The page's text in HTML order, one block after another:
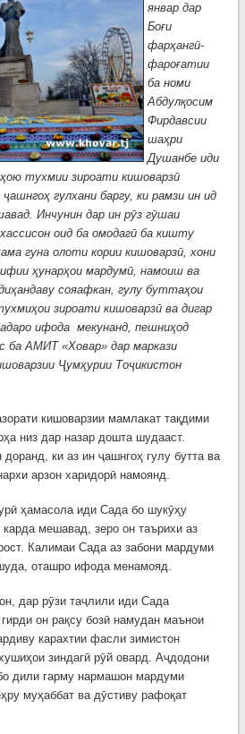
январ дар
Боғи
фарҳангӣ-
фароғатии
ба номи
Абдулқосим
Фирдавсии
шаҳри
Душанбе иди
тухмии зироати кишоварзӣ
гулхани баргу, ки рамзи ин ид
Инчунин дар ин рӯз гӯшаи
оид ба омодагӣ ба кишту
гуна олоти кории кишоварзӣ, хони
ҳунарҳои мардумӣ, намоиш ва
сояафкан, гулу буттаҳои
зироати кишоварзӣ ва дигар
ифода мекунанд, пешниҳод
ба АМИТ «Ховар» дар маркази
Ҷумҳурии Тоҷикистон
кишоварзии мамлакат тақдими
низ дар назар дошта шудааст.
доранд, ки аз ин ҷашнгоҳ гулу бутта ва
арзон харидорӣ намоянд.
ҳамасола иди Сада бо шукӯҳу
мешавад, зеро он таърихи аз
Калимаи Сада аз забони мардуми
оташро ифода менамояд.
дар рӯзи таҷлили иди Сада
он рақсу бозӣ намудан маънои
карахтии фасли зимистон
зиндагӣ рӯй овард. Аҷдодони
дили гарму нармашон мардуми
муҳаббат ва дӯстиву рафоқат